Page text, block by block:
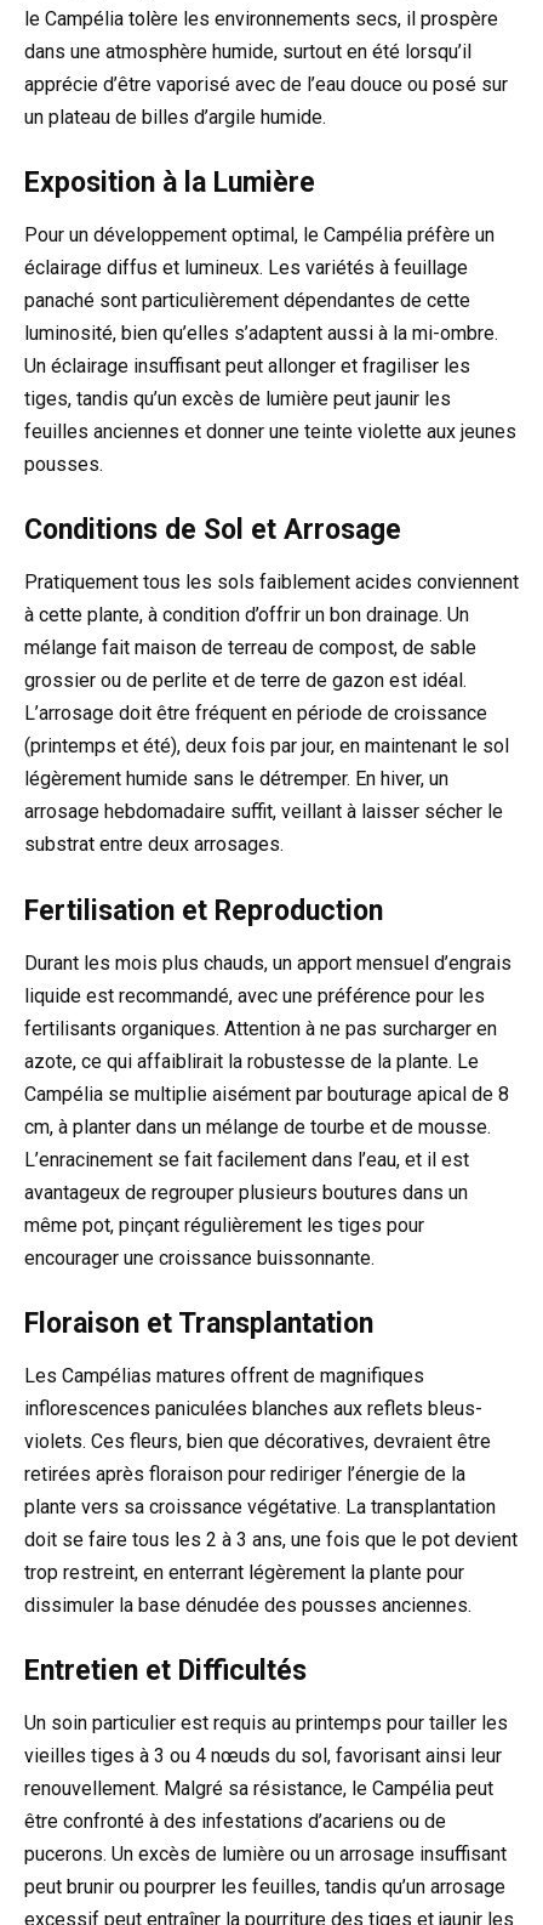
le Campélia tolère les environnements secs, il prospère
dans une atmosphère humide, surtout en été lorsqu’il
apprécie d’être vaporisé avec de l’eau douce ou posé sur
un plateau de billes d’argile humide.
Exposition à la Lumière
Pour un développement optimal, le Campélia préfère un
éclairage diffus et lumineux. Les variétés à feuillage
panaché sont particulièrement dépendantes de cette
luminosité, bien qu’elles s’adaptent aussi à la mi-ombre.
Un éclairage insuffisant peut allonger et fragiliser les
tiges, tandis qu’un excès de lumière peut jaunir les
feuilles anciennes et donner une teinte violette aux jeunes
pousses.
Conditions de Sol et Arrosage
Pratiquement tous les sols faiblement acides conviennent
à cette plante, à condition d’offrir un bon drainage. Un
mélange fait maison de terreau de compost, de sable
grossier ou de perlite et de terre de gazon est idéal.
L’arrosage doit être fréquent en période de croissance
(printemps et été), deux fois par jour, en maintenant le sol
légèrement humide sans le détremper. En hiver, un
arrosage hebdomadaire suffit, veillant à laisser sécher le
substrat entre deux arrosages.
Fertilisation et Reproduction
Durant les mois plus chauds, un apport mensuel d’engrais
liquide est recommandé, avec une préférence pour les
fertilisants organiques. Attention à ne pas surcharger en
azote, ce qui affaiblirait la robustesse de la plante. Le
Campélia se multiplie aisément par bouturage apical de 8
cm, à planter dans un mélange de tourbe et de mousse.
L’enracinement se fait facilement dans l’eau, et il est
avantageux de regrouper plusieurs boutures dans un
même pot, pinçant régulièrement les tiges pour
encourager une croissance buissonnante.
Floraison et Transplantation
Les Campélias matures offrent de magnifiques
inflorescences paniculées blanches aux reflets bleus-
violets. Ces fleurs, bien que décoratives, devraient être
retirées après floraison pour rediriger l’énergie de la
plante vers sa croissance végétative. La transplantation
doit se faire tous les 2 à 3 ans, une fois que le pot devient
trop restreint, en enterrant légèrement la plante pour
dissimuler la base dénudée des pousses anciennes.
Entretien et Difficultés
Un soin particulier est requis au printemps pour tailler les
vieilles tiges à 3 ou 4 nœuds du sol, favorisant ainsi leur
renouvellement. Malgré sa résistance, le Campélia peut
être confronté à des infestations d’acariens ou de
pucerons. Un excès de lumière ou un arrosage insuffisant
peut brunir ou pourprer les feuilles, tandis qu’un arrosage
excessif peut entraîner la pourriture des tiges et jaunir les